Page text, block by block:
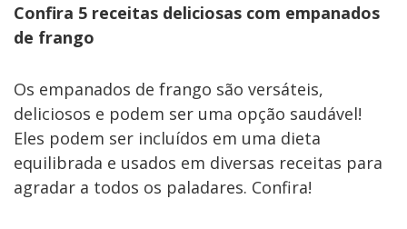
Confira 5 receitas deliciosas com empanados
de frango
Os empanados de frango são versáteis,
deliciosos e podem ser uma opção saudável!
Eles podem ser incluídos em uma dieta
equilibrada e usados em diversas receitas para
agradar a todos os paladares. Confira!